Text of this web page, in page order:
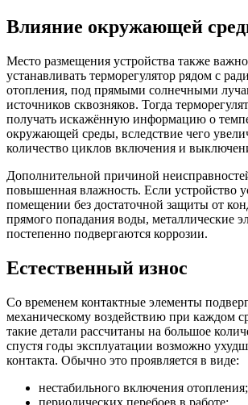
Влияние окружающей
Место размещения устройства также
устанавливать терморегулятор рядом с
отопления, под прямыми солнечными
источников сквозняков. Тогда
получать искажённую информацию о
окружающей среды, вследствие чего
количество циклов включения и
Дополнительной причиной
повышенная влажность. Если устройство
помещении без достаточной защиты от
прямого попадания воды, металлические
постепенно подвергаются коррозии.
Естественный износ
Со временем контактные элементы
механическому воздействию при каждом
такие детали рассчитаны на большое
спустя годы эксплуатации возможно
контакта. Обычно это проявляется в виде:
нестабильного включения отопления;
периодических перебоев в работе;